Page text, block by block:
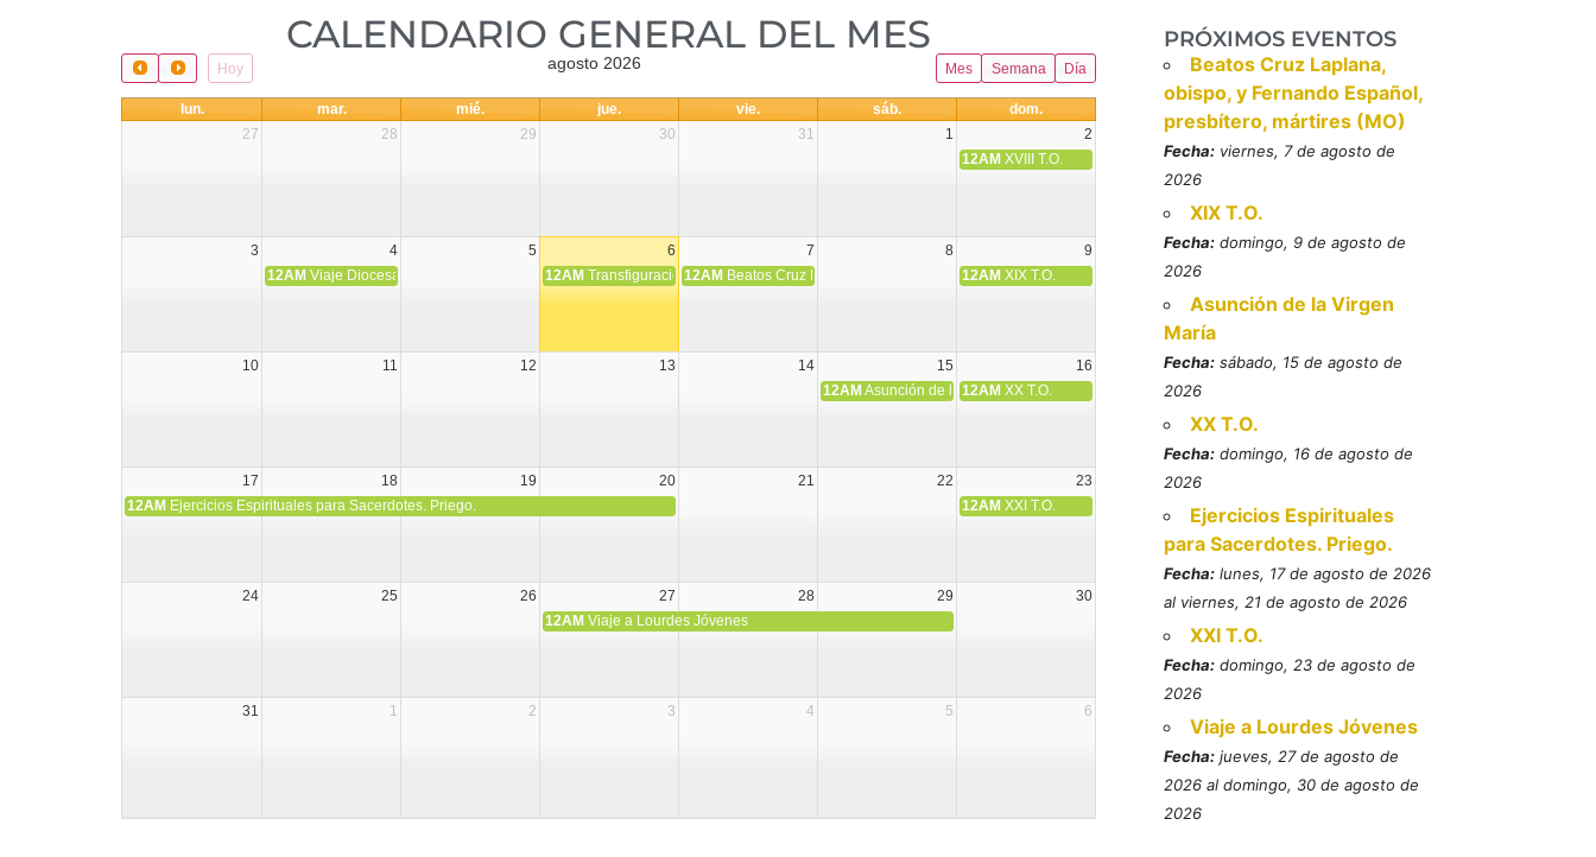
CALENDARIO GENERAL DEL MES​
Hoy Mes Semana Día
agosto 2026
lun. mar. mié. jue. vie. sáb.
dom.
27
28 29 30 31 1
2
12AM XVIII T.O.
3 4 5 6 7 8
9
12AM Viaje Diocesano a Japón. 12AM Transfiguración del Señor
12AM Beatos Cruz Laplana, obispo, y Fernando Español, presbítero, mártires (MO)
12AM XIX T.O.
10 11 12 13 14 15
16
12AM Asunción de la Virgen María
12AM XX T.O.
17 18 19 20 21 22
23
12AM Ejercicios Espirituales para Sacerdotes. Priego. 12AM XXI T.O.
24 25 26 27 28 29
30
12AM Viaje a Lourdes Jóvenes
31 1 2 3 4 5 6
PRÓXIMOS EVENTOS
Beatos Cruz Laplana,
obispo, y Fernando Español,
presbítero, mártires (MO)
Fecha: viernes, 7 de agosto de
2026
XIX T.O.
Fecha: domingo, 9 de agosto de
2026
Asunción de la Virgen
María
Fecha: sábado, 15 de agosto de
2026
XX T.O.
Fecha: domingo, 16 de agosto de
2026
Ejercicios Espirituales
para Sacerdotes. Priego.
Fecha: lunes, 17 de agosto de 2026
al viernes, 21 de agosto de 2026
XXI T.O.
Fecha: domingo, 23 de agosto de
2026
Viaje a Lourdes Jóvenes
Fecha: jueves, 27 de agosto de
2026 al domingo, 30 de agosto de
2026